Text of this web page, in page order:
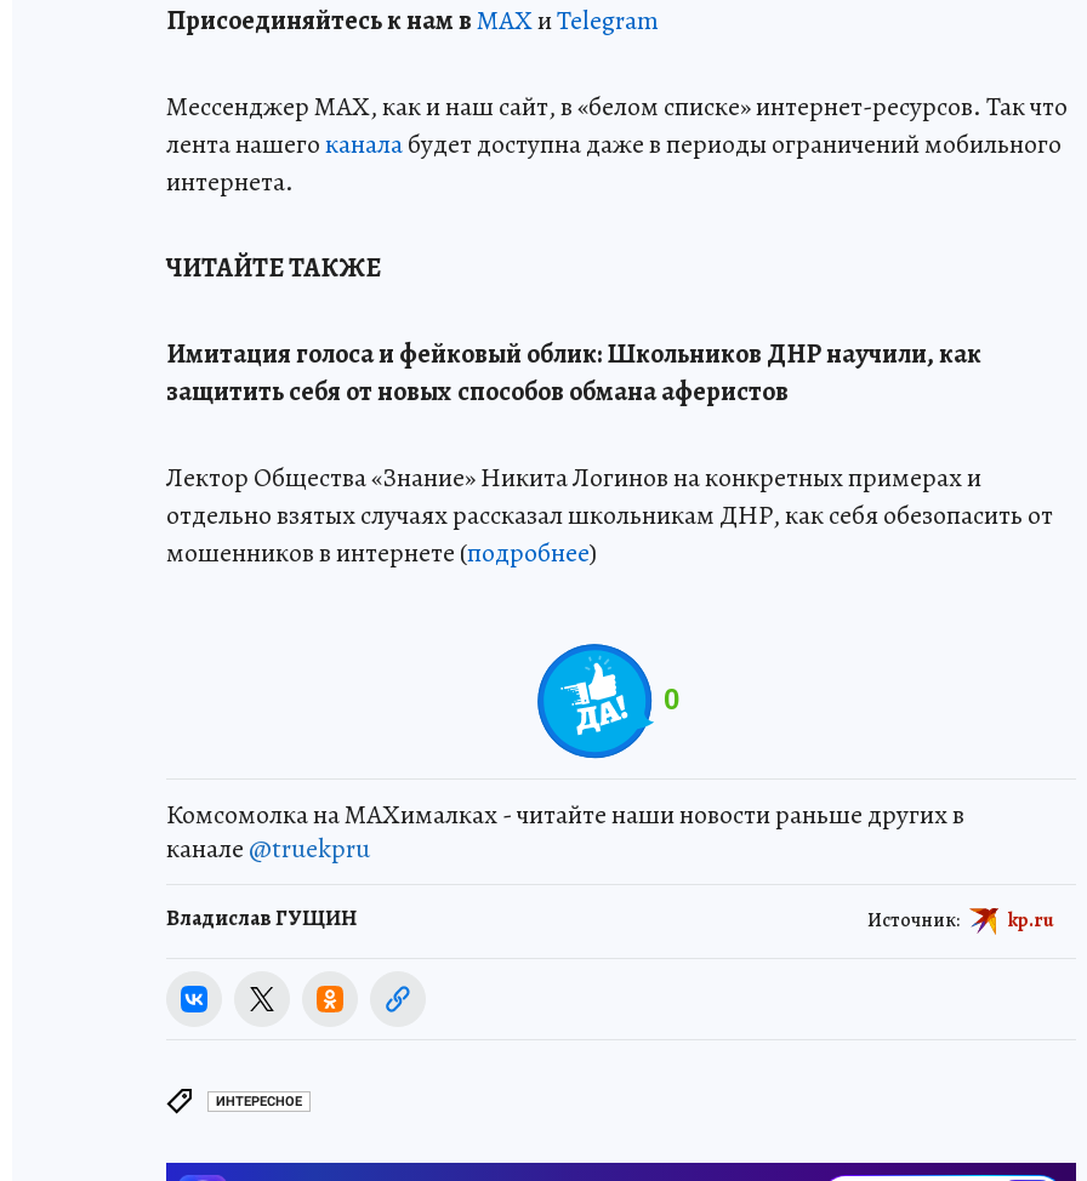
Присоединяйтесь к нам вMAXиTelegram
Мессенджер MAX, как и наш сайт, в «белом списке» интернет-ресурсов. Так что
лента нашегоканалабудет доступна даже в периоды ограничений мобильного
интернета.
ЧИТАЙТЕ ТАКЖЕ
Имитация голоса и фейковый облик: Школьников ДНР научили, как
защитить себя от новых способов обмана аферистов
Лектор Общества «Знание» Никита Логинов на конкретных примерах и
отдельно взятых случаях рассказал школьникам ДНР, как себя обезопасить от
мошенников в интернете (подробнее)
0
Комсомолка на MAXималках - читайте наши новости раньше других в
канале @truekpru
Владислав ГУЩИН Источник: kp.ru
ИНТЕРЕСНОЕ